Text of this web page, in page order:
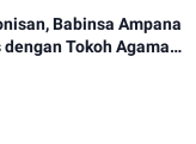
Babinsa Ampana
Tokoh Agama